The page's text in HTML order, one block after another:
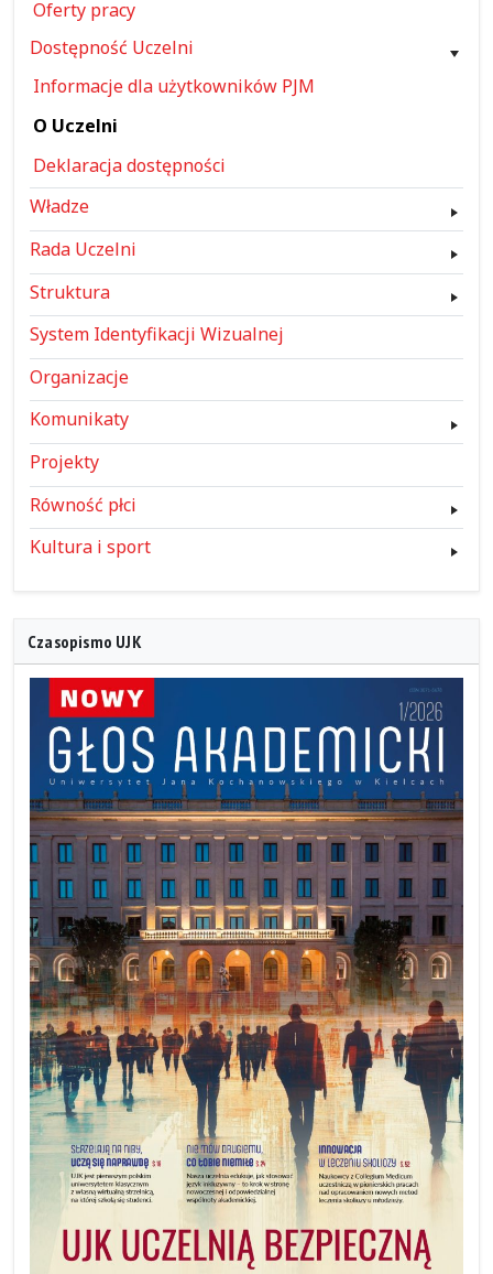
Oferty pracy
Dostępność Uczelni
Informacje dla użytkowników PJM
O Uczelni
Deklaracja dostępności
Władze
Rada Uczelni
Struktura
System Identyfikacji Wizualnej
Organizacje
Komunikaty
Projekty
Równość płci
Kultura i sport
Czasopismo UJK